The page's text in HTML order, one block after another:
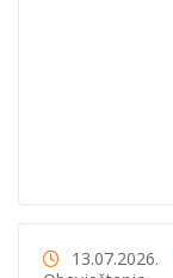
13.07.2026.